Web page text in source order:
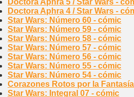
Doctora Aphra 4 / Star Wars -
Star Wars: Número 60 - cómic
Star Wars: Número 59 - cómic
Star Wars: Número 58 - cómic
Star Wars: Número 57 - cómic
Star Wars: Número 56 - cómic
Star Wars: Número 55 - cómic
Star Wars: Número 54 - cómic
Corazones Rotos por la
Star Wars: Integral 07 - cómic